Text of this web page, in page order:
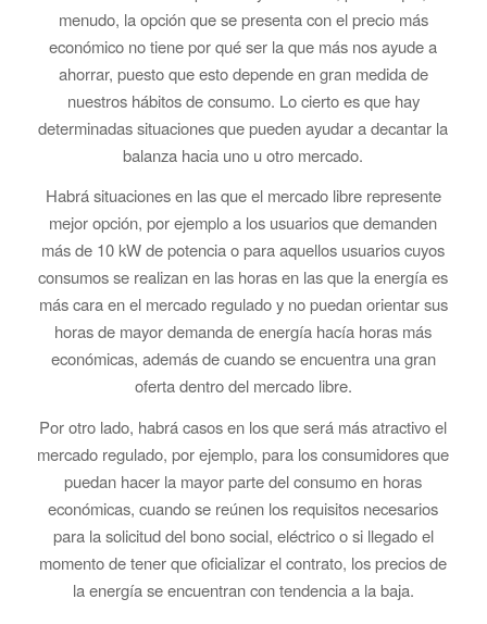
menudo, la opción que se presenta con el precio más
económico no tiene por qué ser la que más nos ayude a
ahorrar, puesto que esto depende en gran medida de
nuestros hábitos de consumo. Lo cierto es que hay
determinadas situaciones que pueden ayudar a decantar la
balanza hacia uno u otro mercado.
Habrá situaciones en las que el mercado libre represente
mejor opción, por ejemplo a los usuarios que demanden
más de 10 kW de potencia o para aquellos usuarios cuyos
consumos se realizan en las horas en las que la energía es
más cara en el mercado regulado y no puedan orientar sus
horas de mayor demanda de energía hacía horas más
económicas, además de cuando se encuentra una gran
oferta dentro del mercado libre.
Por otro lado, habrá casos en los que será más atractivo el
mercado regulado, por ejemplo, para los consumidores que
puedan hacer la mayor parte del consumo en horas
económicas, cuando se reúnen los requisitos necesarios
para la solicitud del bono social, eléctrico o si llegado el
momento de tener que oficializar el contrato, los precios de
la energía se encuentran con tendencia a la baja.